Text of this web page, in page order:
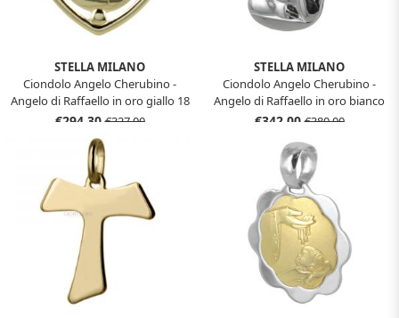
STELLA MILANO
Ciondolo Angelo Cherubino -
Angelo di Raffaello in oro giallo 18
kt
€294,30€327,00
STELLA MILANO
Ciondolo Angelo Cherubino -
Angelo di Raffaello in oro bianco
18 kt
€342,00€380,00